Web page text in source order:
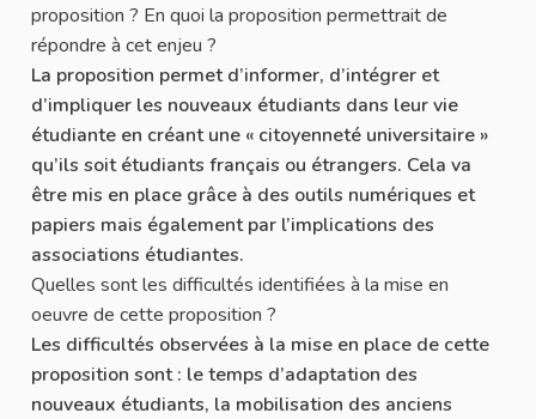
proposition ? En quoi la proposition permettrait de
répondre à cet enjeu ?
La proposition permet d’informer, d’intégrer et
d’impliquer les nouveaux étudiants dans leur vie
étudiante en créant une « citoyenneté universitaire »
qu’ils soit étudiants français ou étrangers. Cela va
être mis en place grâce à des outils numériques et
papiers mais également par l’implications des
associations étudiantes.
Quelles sont les difficultés identifiées à la mise en
oeuvre de cette proposition ?
Les difficultés observées à la mise en place de cette
proposition sont : le temps d’adaptation des
nouveaux étudiants, la mobilisation des anciens